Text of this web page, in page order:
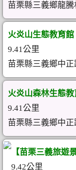
苗栗縣三義鄉龍
火炎山生態教育館
9.41公里
苗栗縣三義鄉中正
火炎山森林生態教
9.41公里
苗栗縣三義鄉中正
【苗栗三義旅遊
9.42公里